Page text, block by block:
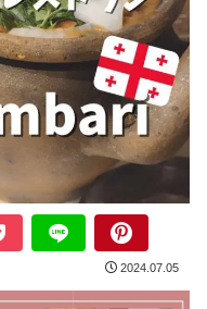
2024.07.05